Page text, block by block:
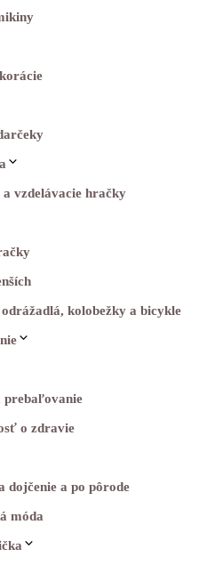
vzdelávacie hračky
kolobežky a bicykle
prebaľovanie
o zdravie
dojčenie a po pôrode
móda